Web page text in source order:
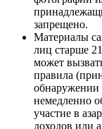
запрещено.
Материалы
лиц старше
может
правила
обнаружении
немедленно
участие в
доходов или